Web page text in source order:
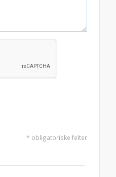
* obligatoriske felter